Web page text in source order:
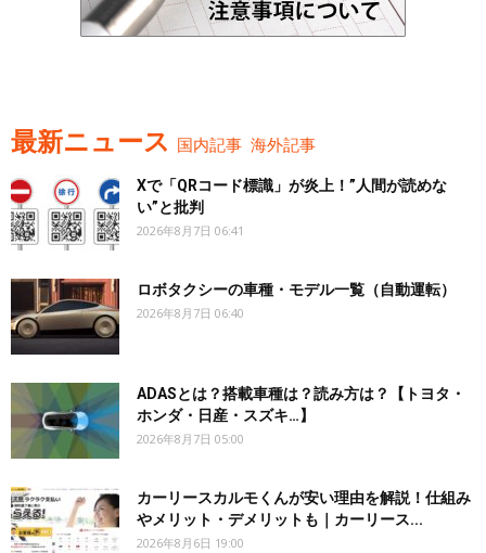
最新ニュース 国内記事 海外記事
Xで「QRコード標識」が炎上！”人間が読めな
い”と批判
2026年8月7日 06:41
ロボタクシーの車種・モデル一覧（自動運転）
2026年8月7日 06:40
ADASとは？搭載車種は？読み方は？【トヨタ・
ホンダ・日産・スズキ…】
2026年8月7日 05:00
カーリースカルモくんが安い理由を解説！仕組み
やメリット・デメリットも｜カーリース...
2026年8月6日 19:00